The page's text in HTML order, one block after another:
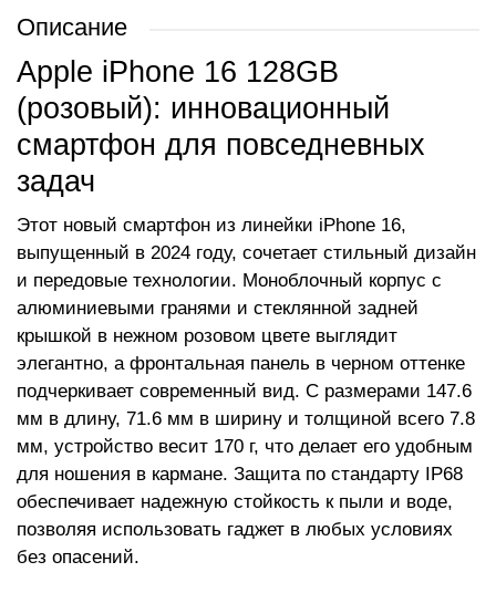
Описание
Apple iPhone 16 128GB
(розовый): инновационный
смартфон для повседневных
задач
Этот новый смартфон из линейки iPhone 16,
выпущенный в 2024 году, сочетает стильный дизайн
и передовые технологии. Моноблочный корпус с
алюминиевыми гранями и стеклянной задней
крышкой в нежном розовом цвете выглядит
элегантно, а фронтальная панель в черном оттенке
подчеркивает современный вид. С размерами 147.6
мм в длину, 71.6 мм в ширину и толщиной всего 7.8
мм, устройство весит 170 г, что делает его удобным
для ношения в кармане. Защита по стандарту IP68
обеспечивает надежную стойкость к пыли и воде,
позволяя использовать гаджет в любых условиях
без опасений.